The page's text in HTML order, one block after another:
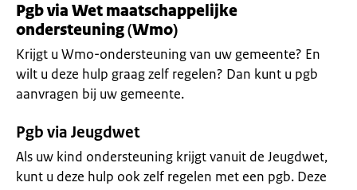
Pgb via Wet maatschappelijke
ondersteuning(Wmo)
Krijgt u Wmo-ondersteuning van uw gemeente? En
wilt u deze hulp graag zelf regelen? Dan kunt u pgb
aanvragen bij uw gemeente.
Pgb via Jeugdwet
Als uw kind ondersteuning krijgt vanuit de Jeugdwet,
kunt u deze hulp ook zelf regelen met een pgb. Deze